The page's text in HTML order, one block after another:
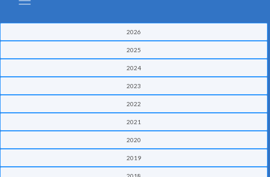
2026
2025
2024
2023
2022
2021
2020
2019